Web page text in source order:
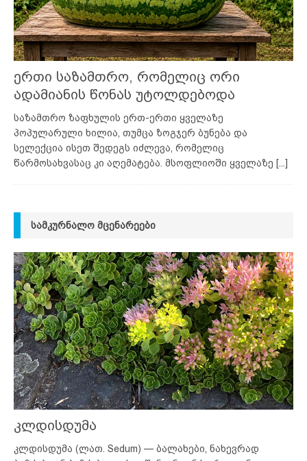
ერთი საზამთრო, რომელიც ორი
ადამიანის წონას უტოლდებოდა
საზამთრო ზაფხულის ერთ-ერთი ყველაზე
პოპულარული ხილია, თუმცა ზოგჯერ ბუნება და
სელექცია ისეთ შედეგს იძლევა, რომელიც
წარმოსახვასაც კი აღემატება. მსოფლიოში ყველაზე [...]
ᲡᲐᲛᲙᲣᲠᲜᲐᲚᲝ ᲛᲪᲔᲜᲐᲠᲔᲔᲑᲘ
კლდისდუმა
კლდისდუმა (ლათ. Sedum) — ბალახები, ნახევრად